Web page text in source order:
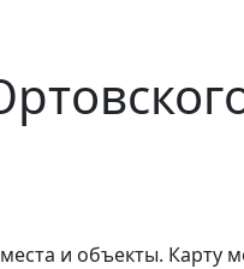
и объекты. Карту